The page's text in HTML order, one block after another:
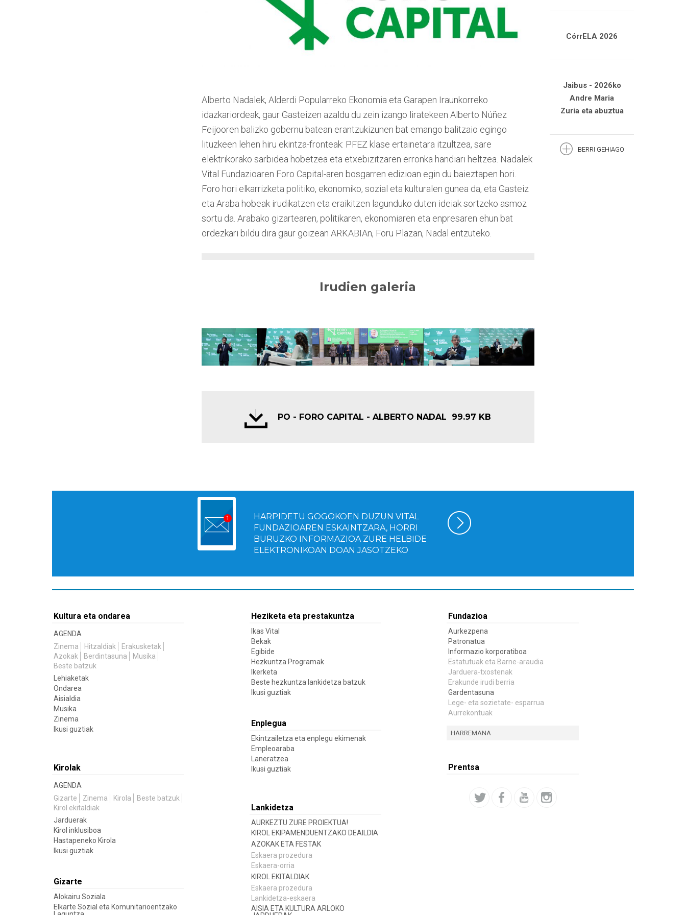
Alberto Nadalek, Alderdi Popularreko Ekonomia eta Garapen Iraunkorreko
idazkariordeak, gaur Gasteizen azaldu du zein izango liratekeen Alberto Núñez
Feijooren balizko gobernu batean erantzukizunen bat emango balitzaio egingo
lituzkeen lehen hiru ekintza-fronteak: PFEZ klase ertainetara itzultzea, sare
elektrikorako sarbidea hobetzea eta etxebizitzaren erronka handiari heltzea. Nadalek
Vital Fundazioaren Foro Capital-aren bosgarren edizioan egin du baieztapen hori.
Foro hori elkarrizketa politiko, ekonomiko, sozial eta kulturalen gunea da, eta Gasteiz
eta Araba hobeak irudikatzen eta eraikitzen lagunduko duten ideiak sortzeko asmoz
sortu da. Arabako gizartearen, politikaren, ekonomiaren eta enpresaren ehun bat
ordezkari bildu dira gaur goizean ARKABIAn, Foru Plazan, Nadal entzuteko.
Irudien galeria
PO - FORO CAPITAL - ALBERTO NADAL 99.97 KB
CórrELA 2026
Jaibus - 2026ko
Andre Maria
Zuria eta abuztua
BERRI GEHIAGO
HARPIDETU GOGOKOEN DUZUN VITAL
FUNDAZIOAREN ESKAINTZARA, HORRI
BURUZKO INFORMAZIOA ZURE HELBIDE
ELEKTRONIKOAN DOAN JASOTZEKO
Kultura eta ondarea
AGENDA
Zinema
Hitzaldiak
Erakusketak
Azokak
Berdintasuna
Musika
Beste batzuk
Lehiaketak
Ondarea
Aisialdia
Musika
Zinema
Ikusi guztiak
Kirolak
AGENDA
Gizarte
Zinema Kirola
Beste batzuk
Kirol ekitaldiak
Jarduerak
Kirol inklusiboa
Hastapeneko Kirola
Ikusi guztiak
Gizarte
Alokairu Soziala
Elkarte Sozial eta Komunitarioentzako
Heziketa eta prestakuntza
Ikas Vital
Bekak
Egibide
Hezkuntza Programak
Ikerketa
Beste hezkuntza lankidetza batzuk
Ikusi guztiak
Enplegua
Ekintzailetza eta enplegu ekimenak
Empleoaraba
Laneratzea
Ikusi guztiak
Lankidetza
AURKEZTU ZURE PROIEKTUA!
KIROL EKIPAMENDUENTZAKO DEAILDIA
AZOKAK ETA FESTAK
Eskaera prozedura
Eskaera-orria
KIROL EKITALDIAK
Eskaera prozedura
Lankidetza-eskaera
AISIA ETA KULTURA ARLOKO
Fundazioa
Aurkezpena
Patronatua
Informazio korporatiboa
Estatutuak eta Barne-araudia
Jarduera-txostenak
Erakunde irudi berria
Gardentasuna
Lege- eta sozietate- esparrua
Aurrekontuak
HARREMANA
Prentsa